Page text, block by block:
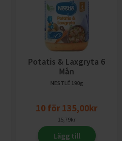
Potatis & Laxgryta 6
Mån
NESTLÉ 190g
10 för 135,00kr
15,79kr
Lägg till